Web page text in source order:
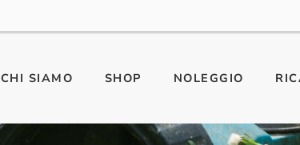
CHI SIAMO SHOP NOLEGGIO